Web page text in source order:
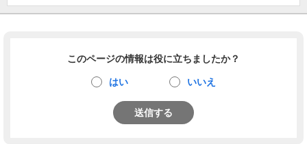
このページの情報は役に立ちましたか？
はい いいえ
送信する